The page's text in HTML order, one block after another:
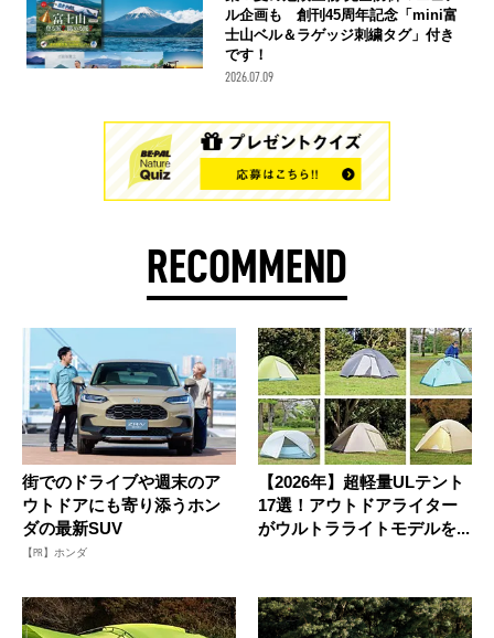
ル企画も 創刊45周年記念「mini富
士山ベル＆ラゲッジ刺繍タグ」付き
です！
2026.07.09
RECOMMEND
街でのドライブや週末のア
ウトドアにも寄り添うホン
ダの最新SUV
【PR】ホンダ
【2026年】超軽量ULテント
17選！アウトドアライター
がウルトラライトモデルを...